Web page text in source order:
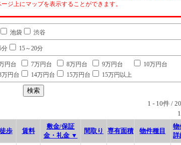
ジ上にマップを表示することができます。
池袋 渋谷
分 15～20分
円台 7万円台 8万円台 9万円台
10万円台
万円台 14万円台 15万円台 15万円以上
1 - 10件 / 20
1
歩 賃料
敷金/保証
金・礼金 ▼
間取り 専有面積 物件種目
物
詳